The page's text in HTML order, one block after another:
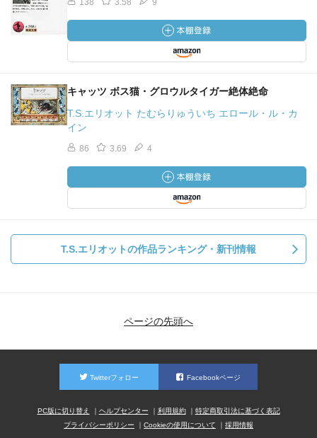
138 3.58 9
キャッツ ボス猫・グロウルタイガー絶体絶命
T.S.エリオット たむらりゅういち エロール・ル・カ
イン
86 3.69 4
T.S.エリオットの作品ランキング・新刊情報
ページの先頭へ
Twitterフォロー Facebookページ
PC版に切り替え ヘルプセンター 利用規約
特定商取引法に基づく表記
プライバシーポリシー
Cookieの使用について 採用情報